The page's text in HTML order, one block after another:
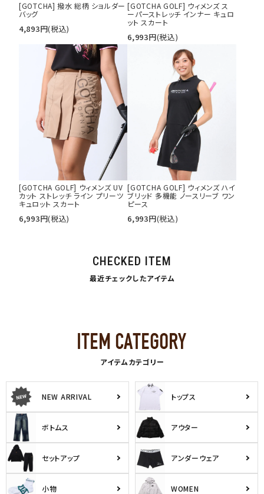
[GOTCHA] 撥水 総柄 ショルダー
バッグ
4,893円(税込)
[GOTCHA GOLF] ウィメンズ ス
ーパーストレッチ インナー キュロ
ット スカート
6,993円(税込)
[GOTCHA GOLF] ウィメンズ UV
カット ストレッチ ライン プリーツ
キュロット スカート
6,993円(税込)
[GOTCHA GOLF] ウィメンズ ハイ
ブリッド 多機能 ノースリーブ ワン
ピース
6,993円(税込)
CHECKED ITEM
最近チェックしたアイテム
アイテムカテゴリー
NEW ARRIVAL トップス
ボトムス アウター
セットアップ アンダーウェア
小物 WOMEN